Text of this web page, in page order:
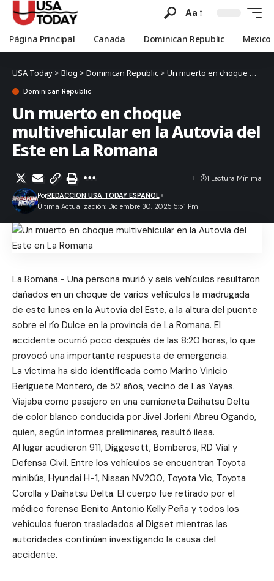
Aa
Página Principal Canada Dominican Republic Mexico
USA Today > Blog > Dominican Republic > Un muerto en choque multivehicular en la Autovia del Este en La Romana
Dominican Republic
Un muerto en choque
multivehicular en la Autovia del
Este en La Romana
Última Actualización: Diciembre 30, 2025 5:51 Pm
PorREDACCION USA TODAY ESPAÑOL
1 Lectura Mínima
La Romana.- Una persona murió y seis vehículos resultaron
dañados en un choque de varios vehículos la madrugada
de este lunes en la Autovía del Este, a la altura del puente
sobre el río Dulce en la provincia de La Romana. El
accidente ocurrió poco después de las 8:20 horas, lo que
provocó una importante respuesta de emergencia.
La víctima ha sido identificada como Marino Vinicio
Beriguete Montero, de 52 años, vecino de Las Yayas.
Viajaba como pasajero en una camioneta Daihatsu Delta
de color blanco conducida por Jivel Jorleni Abreu Ogando,
quien, según informes preliminares, resultó ilesa.
Al lugar acudieron 911, Diggesett, Bomberos, RD Vial y
Defensa Civil. Entre los vehículos se encuentran Toyota
minibús, Hyundai H-1, Nissan NV200, Toyota Vic, Toyota
Corolla y Daihatsu Delta. El cuerpo fue retirado por el
médico forense Benito Antonio Kelly Peña y todos los
vehículos fueron trasladados al Digset mientras las
autoridades continúan investigando la causa del
accidente.